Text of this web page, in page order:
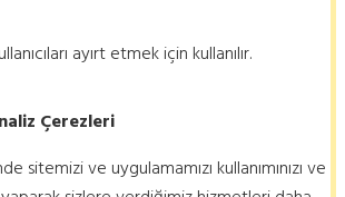
ayırt etmek için kullanılır.
Çerezleri
sitemizi ve uygulamamızı kullanımınızı ve